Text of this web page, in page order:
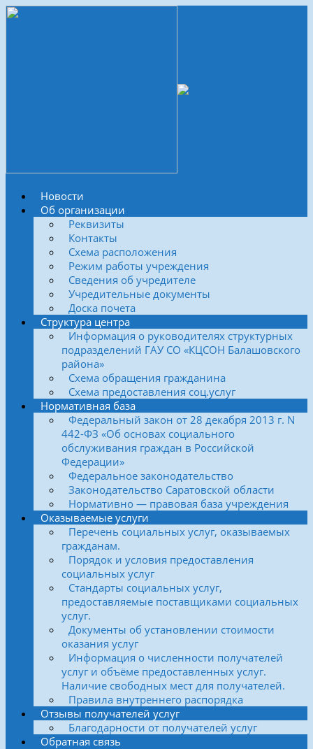
Новости
Об организации
Реквизиты
Контакты
Схема расположения
Режим работы учреждения
Сведения об учредителе
Учредительные документы
Доска почета
Структура центра
Информация о руководителях структурных
подразделений ГАУ СО «КЦСОН Балашовского
района»
Схема обращения гражданина
Схема предоставления соц.услуг
Нормативная база
Федеральный закон от 28 декабря 2013 г. N
442-ФЗ «Об основах социального
обслуживания граждан в Российской
Федерации»
Федеральное законодательство
Законодательство Саратовской области
Нормативно — правовая база учреждения
Оказываемые услуги
Перечень социальных услуг, оказываемых
гражданам.
Порядок и условия предоставления
социальных услуг
Стандарты социальных услуг,
предоставляемые поставщиками социальных
услуг.
Документы об установлении стоимости
оказания услуг
Информация о численности получателей
услуг и объёме предоставленных услуг.
Наличие свободных мест для получателей.
Правила внутреннего распорядка
Отзывы получателей услуг
Благодарности от получателей услуг
Обратная связь